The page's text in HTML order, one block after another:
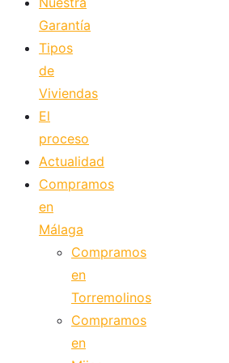
Garantía
Tipos
de
Viviendas
El
proceso
Actualidad
Compramos
en
Málaga
Compramos
en
Torremolinos
Compramos
en